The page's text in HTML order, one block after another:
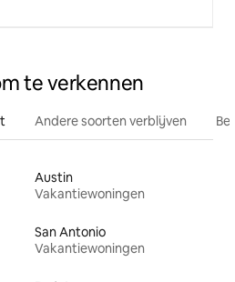
te verkennen
Andere soorten verblijven
Austin
Vakantiewoningen
San Antonio
Vakantiewoningen